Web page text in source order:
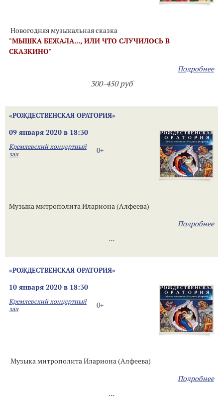
Новогодняя музыкальная сказка
"МЫШКА БЕЖАЛА..., ИЛИ ЧТО СЛУЧИЛОСЬ В
СКАЗКИНО"
Подробнее
300-450 руб
«РОЖДЕСТВЕНСКАЯ ОРАТОРИЯ»
09 января 2020 в 18:30
0+
Кремлевский концертный
зал
Музыка митрополита Илариона (Алфеева)
Подробнее
...
«РОЖДЕСТВЕНСКАЯ ОРАТОРИЯ»
10 января 2020 в 18:30
0+
Кремлевский концертный
зал
Музыка митрополита Илариона (Алфеева)
Подробнее
...